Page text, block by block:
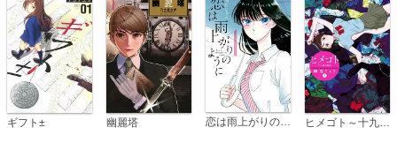
ギフト± 幽麗塔 恋は雨上がりのように